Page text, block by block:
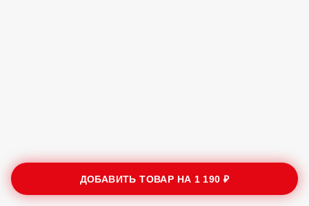
ДОБАВИТЬ ТОВАР НА 1 190 ₽